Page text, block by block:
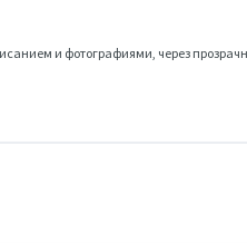
и фотографиями, через